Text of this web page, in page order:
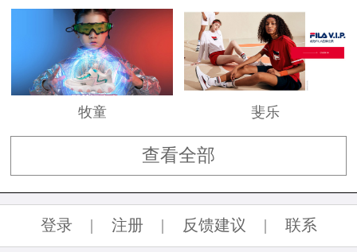
质”的理念。“诚信”踌就露友企业的经营宗旨，为
消费者创造价值，为股东创造利润，为员工创造
机会与价值、为社会承担责任与做出贡献的企业
有核心价值观。
倡导生活运动、享受健康生活——露友必将
成为卓越的受人尊敬的体育用品企业。
牧童 斐乐
查看全部
登录 注册 反馈建议 联系